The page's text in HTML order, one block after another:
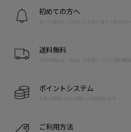
初めての方へ
もっと便利に！たのしむために覚えておきたい
送料無料
10,000円以上（税込）のお買い上げで送料無料
ポイントシステム
お買い物毎に1pt=1円でご利用頂けます
ご利用方法